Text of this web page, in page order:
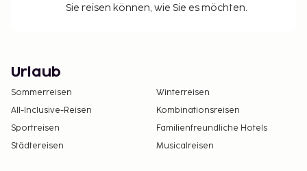
Sie reisen können, wie Sie es möchten.
Urlaub
Sommerreisen
Winterreisen
All-Inclusive-Reisen
Kombinationsreisen
Sportreisen
Familienfreundliche Hotels
Städtereisen
Musicalreisen